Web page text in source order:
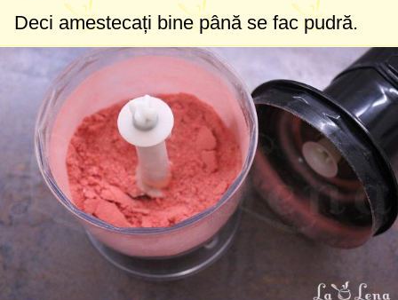
Deci amestecați bine până se fac pudră.